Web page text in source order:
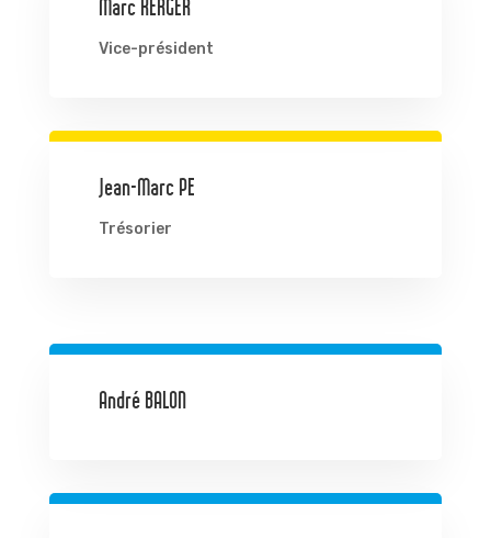
Marc KERGER
Vice-président
Jean-Marc PE
Trésorier
André BALON